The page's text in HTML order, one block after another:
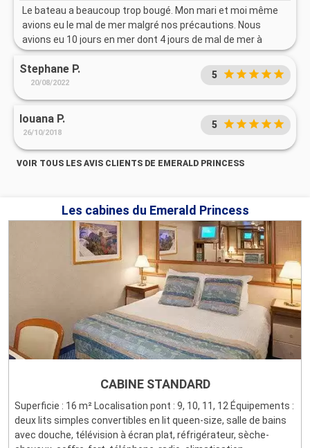
Le bateau a beaucoup trop bougé. Mon mari et moi même
avions eu le mal de mer malgré nos précautions. Nous
avions eu 10 jours en mer dont 4 jours de mal de mer à
cause de la rapidité parfois du bateau
Stephane P.
20/08/2022
5
Iouana P.
26/10/2018
5
VOIR TOUS LES AVIS CLIENTS DE EMERALD PRINCESS
Les cabines du Emerald Princess
CABINE STANDARD
Superficie : 16 m² Localisation pont : 9, 10, 11, 12 Équipements :
deux lits simples convertibles en lit queen-size, salle de bains
avec douche, télévision à écran plat, réfrigérateur, sèche-